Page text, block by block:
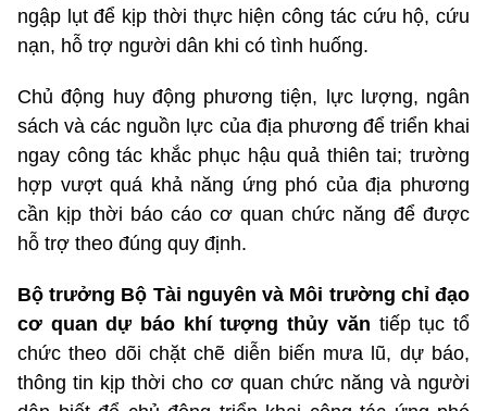
ngập lụt để kịp thời thực hiện công tác cứu hộ, cứu
nạn, hỗ trợ người dân khi có tình huống.
Chủ động huy động phương tiện, lực lượng, ngân
sách và các nguồn lực của địa phương để triển khai
ngay công tác khắc phục hậu quả thiên tai; trường
hợp vượt quá khả năng ứng phó của địa phương
cần kịp thời báo cáo cơ quan chức năng để được
hỗ trợ theo đúng quy định.
Bộ trưởng Bộ Tài nguyên và Môi trường chỉ đạo
cơ quan dự báo khí tượng thủy văn tiếp tục tổ
chức theo dõi chặt chẽ diễn biến mưa lũ, dự báo,
thông tin kịp thời cho cơ quan chức năng và người